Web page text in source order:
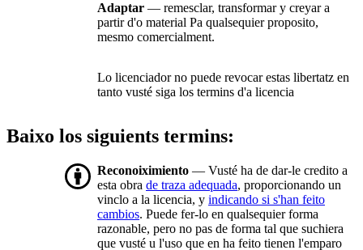
Adaptar — remesclar, transformar y creyar a
partir d'o material Pa qualsequier proposito,
mesmo comercialment.
Lo licenciador no puede revocar estas libertatz en
tanto vusté siga los termins d'a licencia
Baixo los siguients termins:
Reconoiximiento — Vusté ha de dar-le credito a
esta obra de traza adequada, proporcionando un
vinclo a la licencia, y indicando si s'han feito
cambios. Puede fer-lo en qualsequier forma
razonable, pero no pas de forma tal que suchiera
que vusté u l'uso que en ha feito tienen l'emparo